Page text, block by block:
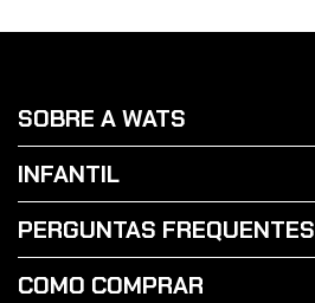
SOBRE A WATS
INFANTIL
PERGUNTAS FREQUENTES
COMO COMPRAR